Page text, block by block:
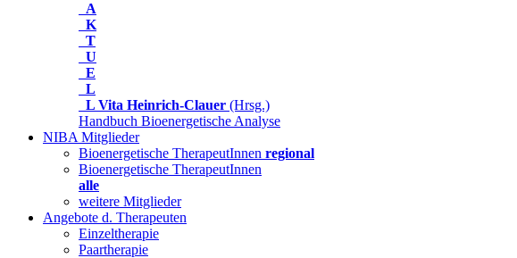
A
K
T
U
E
L
L Vita Heinrich-Clauer (Hrsg.)
Handbuch Bioenergetische Analyse
NIBA Mitglieder
Bioenergetische TherapeutInnen regional
Bioenergetische TherapeutInnen
alle
weitere Mitglieder
Angebote d. Therapeuten
Einzeltherapie
Paartherapie